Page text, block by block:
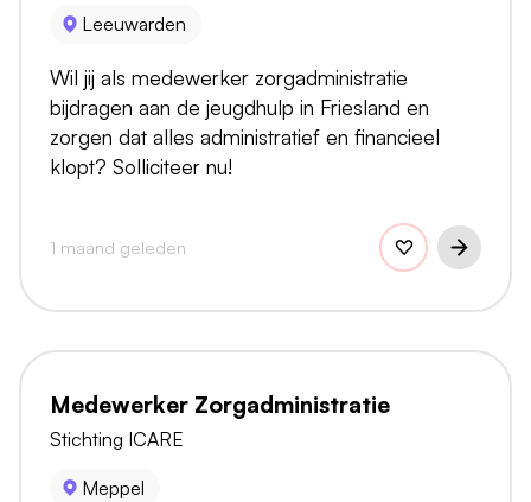
Leeuwarden
Wil jij als medewerker zorgadministratie
bijdragen aan de jeugdhulp in Friesland en
zorgen dat alles administratief en financieel
klopt? Solliciteer nu!
1 maand geleden
Medewerker Zorgadministratie
Stichting ICARE
Meppel